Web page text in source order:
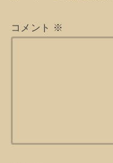
コメント ※